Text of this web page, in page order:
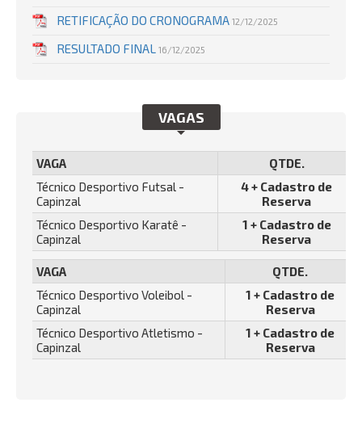
RETIFICAÇÃO DO CRONOGRAMA 12/12/2025
RESULTADO FINAL 16/12/2025
VAGAS
VAGA
QTDE.
Técnico Desportivo Futsal -
Capinzal
4 + Cadastro de
Reserva
Técnico Desportivo Karatê -
Capinzal
1 + Cadastro de
Reserva
VAGA
QTDE.
Técnico Desportivo Voleibol -
Capinzal
1 + Cadastro de
Reserva
Técnico Desportivo Atletismo -
Capinzal
1 + Cadastro de
Reserva